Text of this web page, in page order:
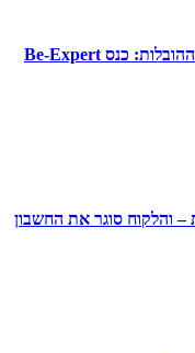
איתך לאורך כל הדרך, אחרי מהפכה בעולם ההובלות: כנס Be-Expert
– והלקוח סוגר את החשבון